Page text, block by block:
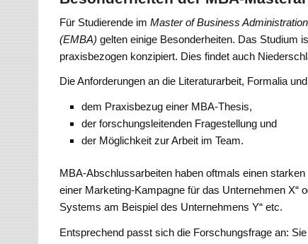
Für Studierende imMaster of Business
(EMBA) gelten einige Besonderheiten. Das Studium
praxisbezogen konzipiert. Dies findet auch
Die Anforderungen an die Literaturarbeit, Formalia
dem Praxisbezug einer MBA-Thesis,
der forschungsleitenden Fragestellung und
der Möglichkeit zur Arbeit im Team.
MBA-Abschlussarbeiten haben oftmals einen
einer Marketing-Kampagne für das Unternehmen X“
Systems am Beispiel des Unternehmens Y“ etc.
Entsprechend passt sich die Forschungsfrage an: